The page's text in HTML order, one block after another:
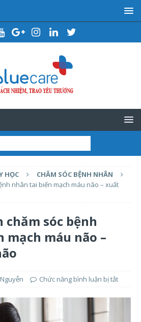
HỌC
CHĂM SÓC BỆNH NHÂN
nhân tai biến mạch máu não – xuất
chăm sóc bệnh
mạch máu não –
Chức năng bình luận bị tắt